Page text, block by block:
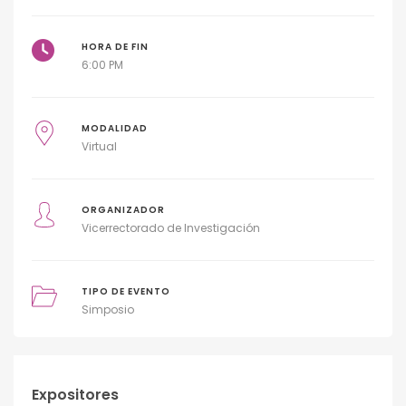
HORA DE FIN
6:00 PM
MODALIDAD
Virtual
ORGANIZADOR
Vicerrectorado de Investigación
TIPO DE EVENTO
Simposio
Expositores